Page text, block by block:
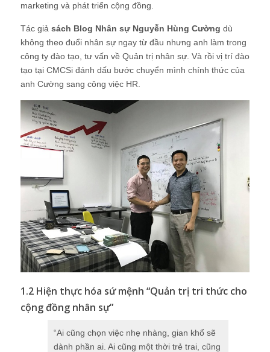
marketing và phát triển cộng đồng.
Tác giả sách Blog Nhân sự Nguyễn Hùng Cường dù
không theo đuổi nhân sự ngay từ đầu nhưng anh làm trong
công ty đào tạo, tư vấn về Quản trị nhân sự. Và rồi vị trí đào
tạo tại CMCSi đánh dấu bước chuyển mình chính thức của
anh Cường sang công việc HR.
1.2 Hiện thực hóa sứ mệnh “Quản trị tri thức cho
cộng đồng nhân sự”
“Ai cũng chọn việc nhẹ nhàng, gian khổ sẽ
dành phần ai. Ai cũng một thời trẻ trai, cũng